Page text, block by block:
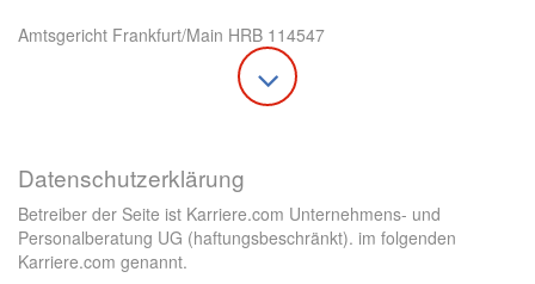
Amtsgericht Frankfurt/Main HRB 114547
Datenschutzerklärung
Betreiber der Seite ist Karriere.com Unternehmens- und
Personalberatung UG (haftungsbeschränkt). im folgenden
Karriere.com genannt.